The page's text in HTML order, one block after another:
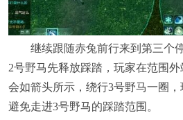
继续跟随赤兔前行来到第三个停
2号野马先释放踩踏，玩家在范围
会如箭头所示，绕行3号野马一圈
避免走进3号野马的踩踏范围。